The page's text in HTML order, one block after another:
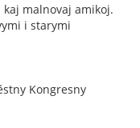
malnovaj amikoj.
i starymi
Kongresny